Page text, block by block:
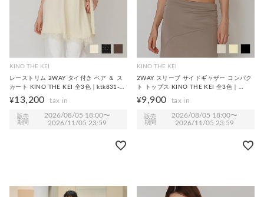
KINO THE KEI
レーストリム 2WAY タイ付き ベア ＆ ス
カート KINO THE KEI 全3色｜ktk831-
0260【2】
¥13,200
販売
期間
2026/08/05 18:00〜
2026/11/05 23:59
KINO THE KEI
2WAY スリーブ サイドギャザー コンパク
ト トップス KINO THE KEI 全3色｜
ktk531-0259【2】
¥9,900
販売
期間
2026/08/05 18:00〜
2026/11/05 23:59